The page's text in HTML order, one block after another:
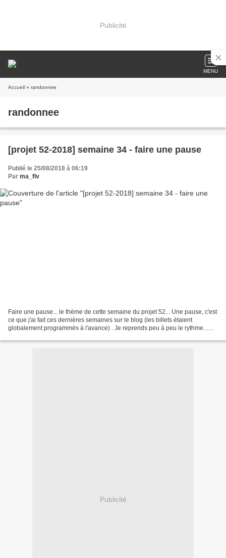
Publicité
MENU
Accueil » randonnee
randonnee
[projet 52-2018] semaine 34 - faire une pause
Publié le 25/08/2018 à 06:19
Par ma_flv
Faire une pause... le thème de cette semaine du projet 52... Une pause, c'est
ce que j'ai fait ces dernières semaines sur le blog (les billets étaient
globalement programmés à l'avance) . Je reprends peu à peu le rythme...
Publicité